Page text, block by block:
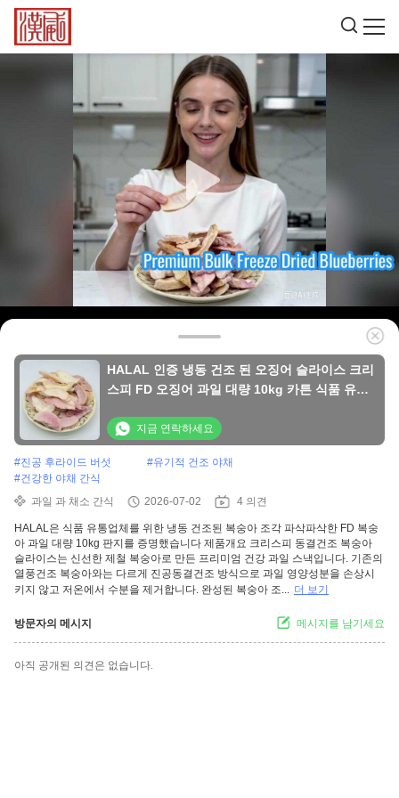
HALAL 인증 냉동 건조 된 오징어 슬라이스 크리
스피 FD 오징어 과일 대량 10kg 카튼 식품 유통
지금 연락하세요
#진공 후라이드 버섯 #유기적 건조 야채
#건강한 야채 간식
과일 과 채소 간식
2026-07-02 4 의견
HALAL은 식품 유통업체를 위한 냉동 건조된 복숭아 조각 파삭파삭한 FD 복숭
아 과일 대량 10kg 판지를 증명했습니다 제품개요 크리스피 동결건조 복숭아
슬라이스는 신선한 제철 복숭아로 만든 프리미엄 건강 과일 스낵입니다. 기존의
열풍건조 복숭아와는 다르게 진공동결건조 방식으로 과일 영양성분을 손상시
키지 않고 저온에서 수분을 제거합니다. 완성된 복숭아 조... 더 보기
방문자의 메시지 메시지를 남기세요
아직 공개된 의견은 없습니다.